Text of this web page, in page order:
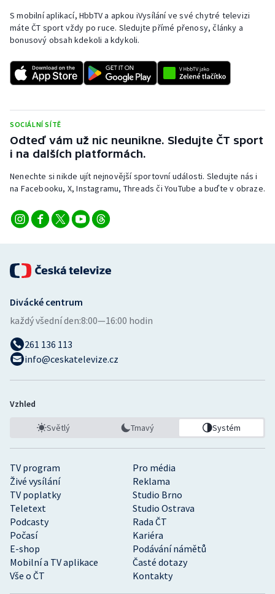
S mobilní aplikací, HbbTV a apkou iVysílání ve své chytré televizi
máte ČT sport vždy po ruce. Sledujte přímé přenosy, články a
bonusový obsah kdekoli a kdykoli.
SOCIÁLNÍ SÍTĚ
Odteď vám už nic neunikne. Sledujte ČT sport
i na dalších platformách.
Nenechte si nikde ujít nejnovější sportovní události. Sledujte nás i
na Facebooku, X, Instagramu, Threads či YouTube a buďte v obraze.
TV program
Pro média
Živé vysílání
Reklama
TV poplatky
Studio Brno
Teletext
Studio Ostrava
Podcasty
Rada ČT
Počasí
Kariéra
E-shop
Podávání námětů
Mobilní a TV aplikace
Časté dotazy
Vše o ČT
Kontakty
Divácké centrum
každý všední den:8:00—16:00 hodin
261 136 113
info@ceskatelevize.cz
Vzhled
Světlý Tmavý Systém